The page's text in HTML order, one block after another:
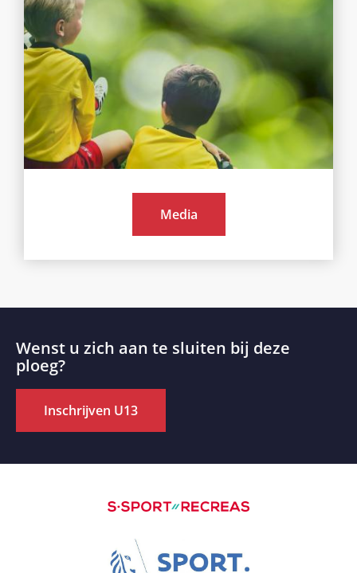
Media
Wenst u zich aan te sluiten bij deze
ploeg?
Inschrijven U13